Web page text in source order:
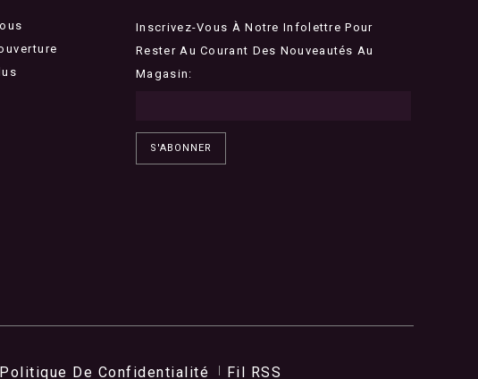
Inscrivez-Vous À Notre Infolettre Pour
Rester Au Courant Des Nouveautés Au
Magasin:
S'ABONNER
Politique De Confidentialité Fil RSS